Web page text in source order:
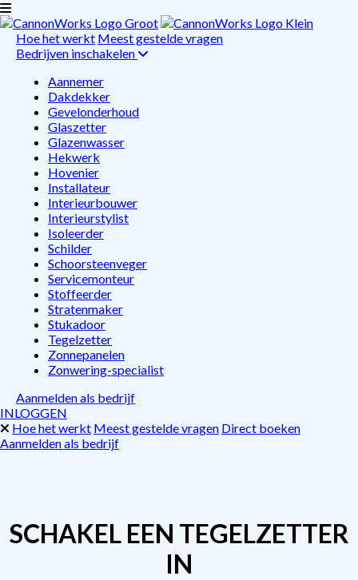
Hoe het werkt Meest gestelde vragen
Bedrijven inschakelen
Aannemer
Dakdekker
Gevelonderhoud
Glaszetter
Glazenwasser
Hekwerk
Hovenier
Installateur
Interieurbouwer
Interieurstylist
Isoleerder
Schilder
Schoorsteenveger
Servicemonteur
Stoffeerder
Stratenmaker
Stukadoor
Tegelzetter
Zonnepanelen
Zonwering-specialist
Aanmelden als bedrijf
INLOGGEN
Hoe het werkt Meest gestelde vragen Direct boeken
Aanmelden als bedrijf
SCHAKEL EEN TEGELZETTER
IN